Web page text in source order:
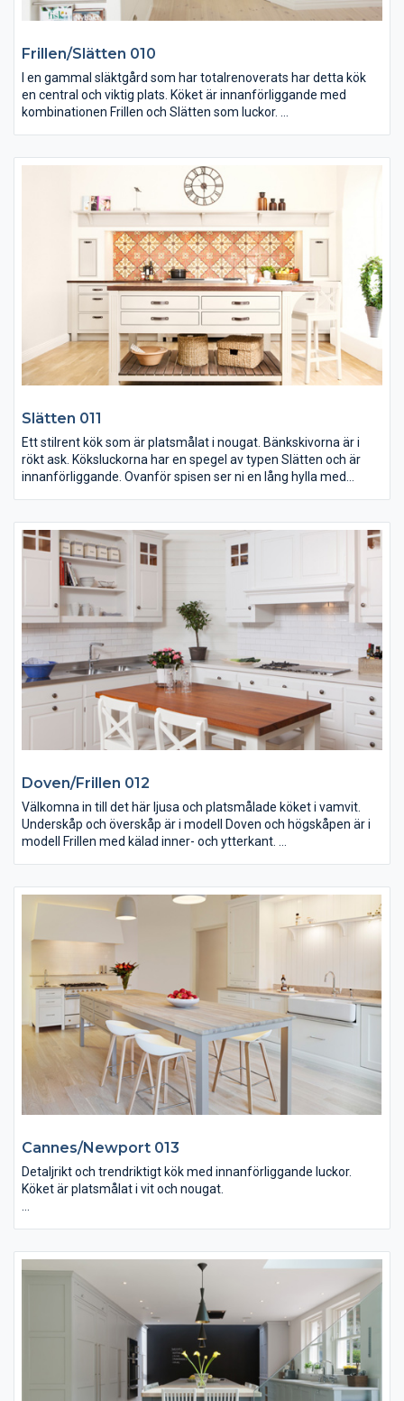
Frillen/Slätten 010
I en gammal släktgård som har totalrenoverats har detta kök
en central och viktig plats. Köket är innanförliggande med
kombinationen Frillen och Slätten som luckor.
snygg kontrast till de svarta granitskivorna. Antikhyllan med
specerifack i porslin. Samtliga vitvaror kommer från SMEG och
alla knoppar och skålhandtag är i krom. Man har valt en stor
traditionell porslinsho från franke som smyckas med en vacker
blandare från MORA. Samtliga inredningar är gjorda i ek.
Slätten 011
Ett stilrent kök som är platsmålat i nougat. Bänkskivorna är i
rökt ask. Köksluckorna har en spegel av typen Slätten och är
innanförliggande. Ovanför spisen ser ni en lång hylla med
Spisen är från Wolf och det vackra kaklet är från Marakech.
Köksfläkten är inbyggd (VAR???) och på vardera sida om spisen
ser ni infällda utdrag i väggen. Handtagen är i brunt läder.
Doven/Frillen 012
Välkomna in till det här ljusa och platsmålade köket i vamvit.
Underskåp och överskåp är i modell Doven och högskåpen är i
modell Frillen med kälad inner- och ytterkant.
överskåpen med dubbla speglar där det är spröjs i överdelen.
Köksön kan fungera både som matplats och arbetsyta, har en
skiva i teak och underrede med rostfria stänger. Maskinerna är
från Miele och kylskåpet och frysen är integrerade.
Cannes/Newport 013
Detaljrikt och trendriktigt kök med innanförliggande luckor.
Köket är platsmålat i vit och nougat.
gråoljad ask och knoppar och handtagen i krom. Krönlisten är
specialdesignad efter kundens önskemål. Den snygga kökshon
är av porslin.